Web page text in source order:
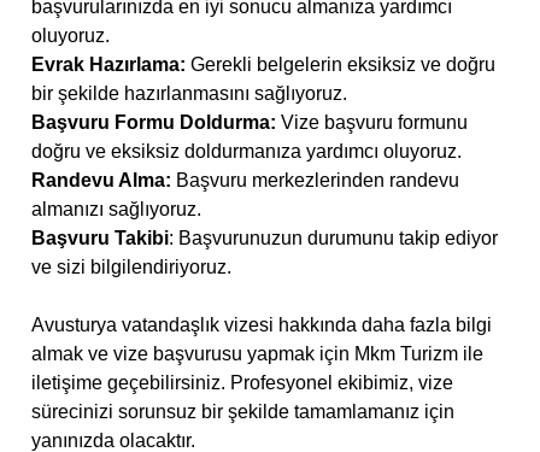
başvurularınızda en iyi sonucu almanıza yardımcı
oluyoruz.
Evrak Hazırlama: Gerekli belgelerin eksiksiz ve doğru
bir şekilde hazırlanmasını sağlıyoruz.
Başvuru Formu Doldurma: Vize başvuru formunu
doğru ve eksiksiz doldurmanıza yardımcı oluyoruz.
Randevu Alma: Başvuru merkezlerinden randevu
almanızı sağlıyoruz.
Başvuru Takibi: Başvurunuzun durumunu takip ediyor
ve sizi bilgilendiriyoruz.
Avusturya vatandaşlık vizesi hakkında daha fazla bilgi
almak ve vize başvurusu yapmak için Mkm Turizm ile
iletişime geçebilirsiniz. Profesyonel ekibimiz, vize
sürecinizi sorunsuz bir şekilde tamamlamanız için
yanınızda olacaktır.